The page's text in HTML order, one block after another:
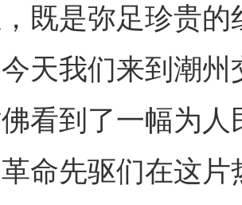
既是弥足珍贵
天我们来到潮
看到了一幅为
命先驱们在这